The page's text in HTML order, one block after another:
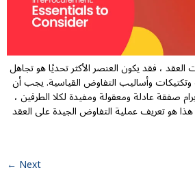
، فقد يكون العنصر الأكثر تحديًا هو تجاهل
وتكتيكات وأساليب التفاوض القياسية. يجب أن
صفقة عادلة ومعقولة ومفيدة لكلا الطرفين ،
هو تعريف عملية التفاوض الجيدة على العقد
Next
←